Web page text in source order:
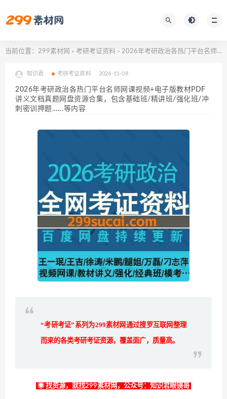
当前位置： 299素材网 > 考研考证资料 > 2026年考研政治各热门平台名师网课视频+电子版教材PDF讲义文档真题网盘资源合集，包含基础班/精讲班/强化班/冲刺密训押题……等内容
知识君 考研考证资料 2024-11-08
2026年考研政治各热门平台名师网课视频+电子版教材PDF
讲义文档真题网盘资源合集，包含基础班/精讲班/强化班/冲
刺密训押题……等内容
“考研考证”系列为299素材网 通过搜罗互联网整理
而来的各类考研考证资源，覆盖面广，质量高。
◉ 找资源，就找299素材网，公众号：知识君眼镜哥